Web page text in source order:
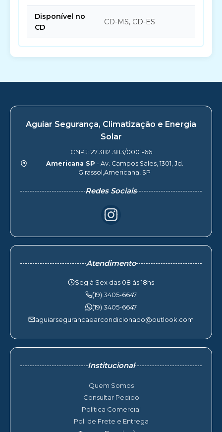
Disponível no
CD
CD-MS, CD-ES
Aguiar Segurança, Climatização e Energia
Solar
CNPJ: 27.382.383/0001-66
Americana SP - Av. Campos Sales, 1301, Jd.
Girassol,Americana, SP
Redes Sociais
Atendimento
Seg à Sex das 08 às 18hs
(19) 3405-6647
(19) 3405-6647
aguiarsegurancaearcondicionado@outlook.com
Institucional
Quem Somos
Consultar Pedido
Política Comercial
Pol. de Frete e Entrega